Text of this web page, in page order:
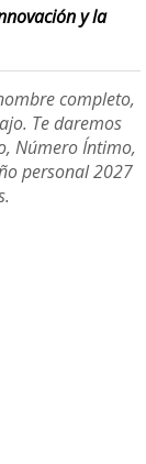
y la
completo,
Te daremos
Número Íntimo,
personal 2027